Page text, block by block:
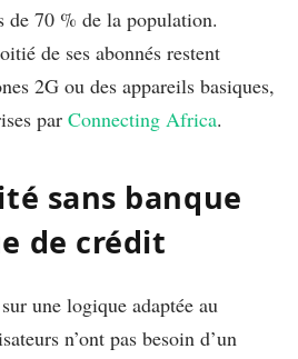
de 70 % de la population.
de ses abonnés restent
2G ou des appareils basiques,
par Connecting Africa.
sans banque
de crédit
une logique adaptée au
n’ont pas besoin d’un